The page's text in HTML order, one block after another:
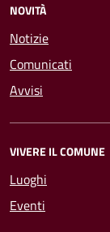
NOVITÀ
Notizie
Comunicati
Avvisi
VIVERE IL COMUNE
Luoghi
Eventi